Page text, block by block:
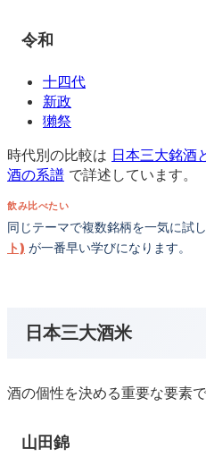
令和
十四代
新政
獺祭
時代別の比較は 日本三大銘酒
酒の系譜 で詳述しています。
飲み比べたい
同じテーマで複数銘柄を一気に試し
ト) が一番早い学びになります。
日本三大酒米
酒の個性を決める重要な要素で
山田錦